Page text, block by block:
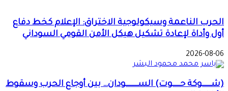
الحرب الناعمة وسيكولوجية الاختراق: الإعلام كخط دفاع
أول وأداة لإعادة تشكيل هيكل الأمن القومي السوداني
2026-08-06
(شــــــوكة حـــــوت) الســــــــودان… بين أوجاع الحرب وسقوط